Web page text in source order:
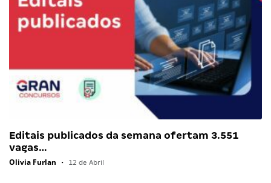
Editais publicados da semana ofertam 3.551
vagas…
Olivia Furlan • 12 de Abril